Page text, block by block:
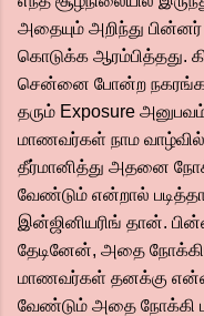
அதையும் அறிந்து
கொடுக்க ஆரம்பித்தது.
சென்னை போன்ற
தரும் Exposure
மாணவர்கள் நாம
தீர்மானித்து அதனை
வேண்டும் என்றால்
இன்ஜினியரிங் தான்.
தேடினேன், அதை
மாணவர்கள் தனக்கு
வேண்டும் அதை நோக்கி